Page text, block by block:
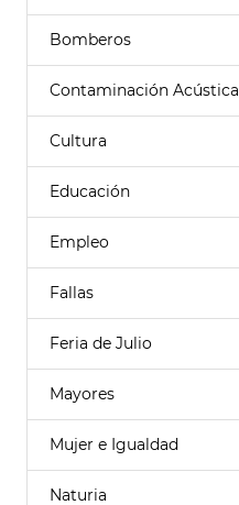
Bomberos
Contaminación Acústica
Cultura
Educación
Empleo
Fallas
Feria de Julio
Mayores
Mujer e Igualdad
Naturia